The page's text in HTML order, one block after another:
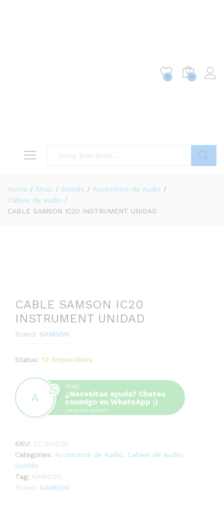
0 0
Home / Shop / Sonido / Accesorios de Audio /
Cables de audio /
CABLE SAMSON IC20 INSTRUMENT UNIDAD
CABLE SAMSON IC20
INSTRUMENT UNIDAD
Brand: SAMSON
Status: 12 disponibles
Ariel
¿Necesitas ayuda? Chatea
conmigo en WhatsApp ;)
¿Te puedo ayudar?
SKU: CC.SAIC20
Categories: Accesorios de Audio Cables de audio
Sonido
Tag: SAMSON
Brand: SAMSON